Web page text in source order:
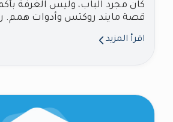
كان مجرد الباب، وليس الغرفة
قصة مايند روكتس وأدوات همم.
اقرأ المزيد